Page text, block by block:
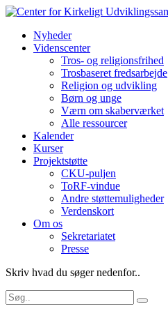
Nyheder
Videnscenter
Tros- og religionsfrihed
Trosbaseret fredsarbejde
Religion og udvikling
Børn og unge
Værn om skaberværket
Alle ressourcer
Kalender
Kurser
Projektstøtte
CKU-puljen
ToRF-vindue
Andre støttemuligheder
Verdenskort
Om os
Sekretariatet
Presse
Skriv hvad du søger nedenfor..